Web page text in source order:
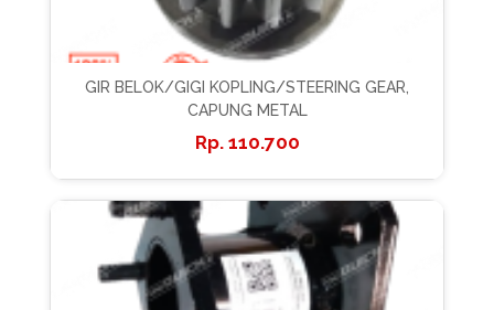
GIR BELOK/GIGI KOPLING/STEERING GEAR,
CAPUNG METAL
110.700